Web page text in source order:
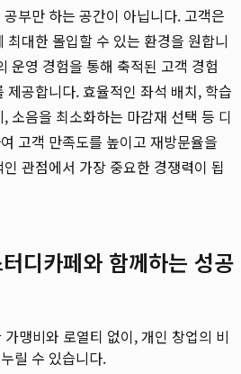
부만 하는 공간이 아닙니다. 고객은
대한 몰입할 수 있는 환경을 원합니
운영 경험을 통해 축적된 고객 경험
제공합니다. 효율적인 좌석 배치, 학습
소음을 최소화하는 마감재 선택 등 디
고객 만족도를 높이고 재방문율을
관점에서 가장 중요한 경쟁력이 됩
디카페와 함께하는 성공
가맹비와 로열티 없이, 개인 창업의 비
릴 수 있습니다.